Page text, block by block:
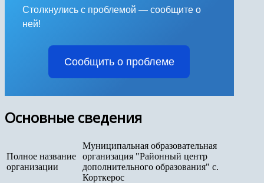
Столкнулись с проблемой — сообщите о
ней!
Сообщить о проблеме
Основные сведения
Полное название
организации
Муниципальная образовательная
организация "Районный центр
дополнительного образования" с.
Корткерос